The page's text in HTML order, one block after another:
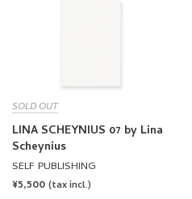
SOLD OUT
LINA SCHEYNIUS 07 by Lina
Scheynius
SELF PUBLISHING
REGULAR
¥5,500 (tax incl.)